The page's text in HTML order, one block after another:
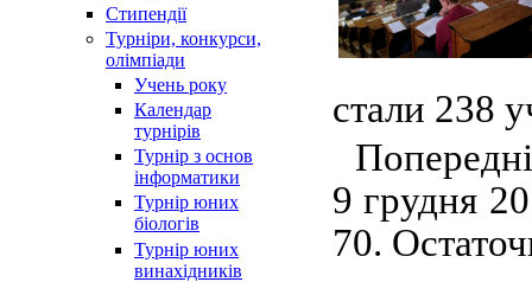
Стипендії
Турнiри, конкурси,
олiмпiади
Учень року
Календар
турнірів
Турнір з основ
інформатики
Турнір юних
біологів
Турнір юних
винахідників
стали 238
9 грудня
70.